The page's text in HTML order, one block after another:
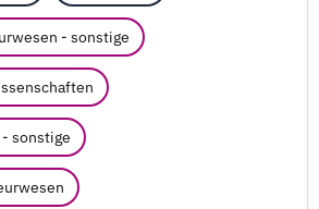
- sonstige
sonstige